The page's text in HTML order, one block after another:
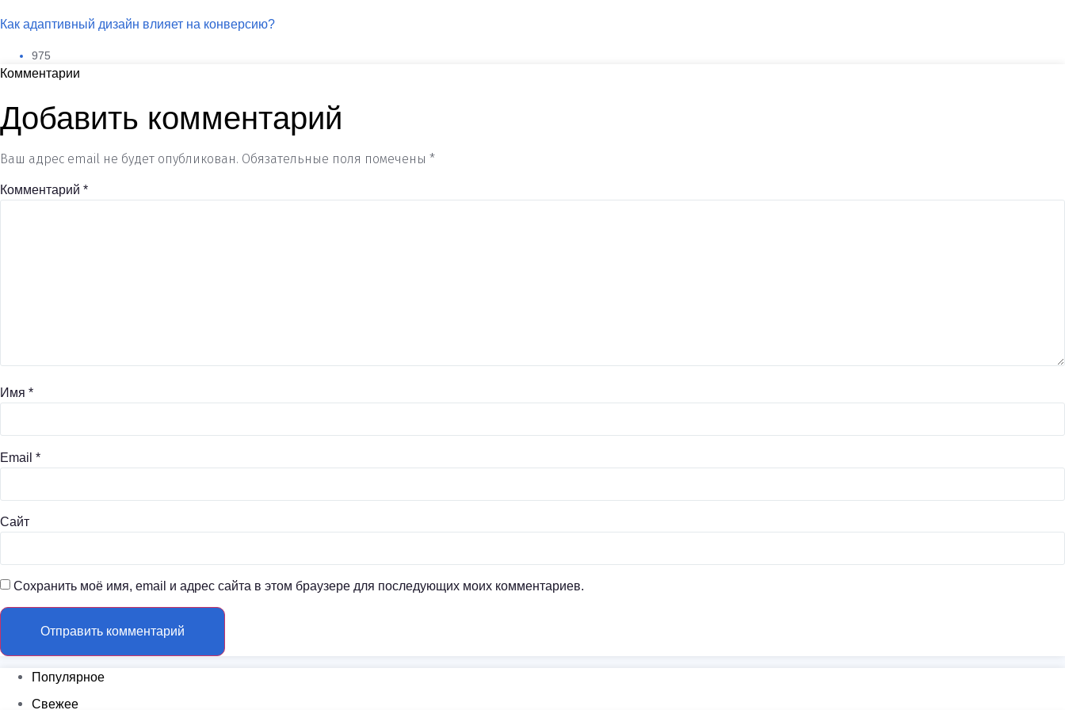
Как адаптивный дизайн влияет на конверсию?
975
Комментарии
Добавить комментарий
Ваш адрес email не будет опубликован. Обязательные поля помечены *
Комментарий *
Имя *
Email *
Сайт
Сохранить моё имя, email и адрес сайта в этом браузере для последующих моих комментариев.
Популярное
Свежее